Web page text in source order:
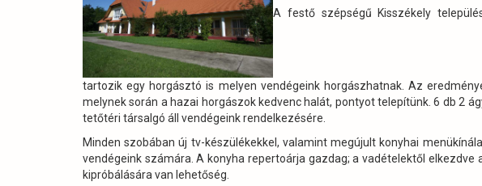
A festő szépségű Kisszékely
tartozik egy horgásztó is melyen vendégeink horgászhatnak. Az
melynek során a hazai horgászok kedvenc halát, pontyot telepítünk. 6 db 2
tetőtéri társalgó áll vendégeink rendelkezésére.
Minden szobában új tv-készülékekkel, valamint megújult konyhai
vendégeink számára. A konyha repertoárja gazdag; a vadételektől
kipróbálására van lehetőség.